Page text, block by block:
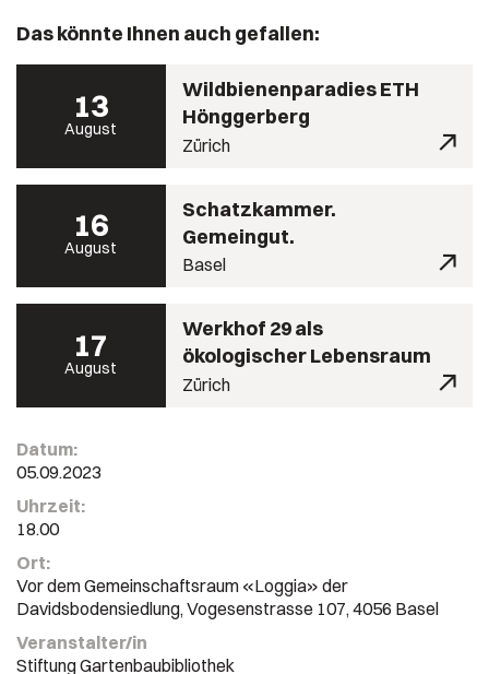
Das könnte Ihnen auch gefallen:
13
August
Wildbienenparadies ETH
Hönggerberg
Zürich
16
August
Schatzkammer.
Gemeingut.
Basel
17
August
Werkhof 29 als
ökologischer Lebensraum
Zürich
Datum:
05.09.2023
Uhrzeit:
18.00
Ort:
Vor dem Gemeinschaftsraum «Loggia» der
Davidsbodensiedlung, Vogesenstrasse 107, 4056 Basel
Veranstalter/in
Stiftung Gartenbaubibliothek